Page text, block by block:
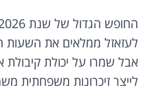
לעזאזל ממלאים את השעות
אבל שמרו על יכולת
לייצר זיכרונות משפחתית